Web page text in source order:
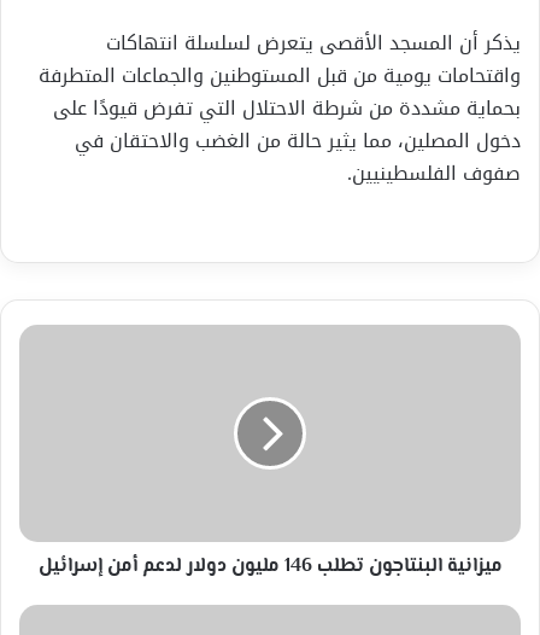
يذكر أن المسجد الأقصى يتعرض لسلسلة انتهاكات
واقتحامات يومية من قبل المستوطنين والجماعات المتطرفة
بحماية مشددة من شرطة الاحتلال التي تفرض قيودًا على
دخول المصلين، مما يثير حالة من الغضب والاحتقان في
صفوف الفلسطينيين.
ميزانية
إسرائيل
ميزانية البنتاجون تطلب 146 مليون دولار لدعم أمن إسرائيل
موجة